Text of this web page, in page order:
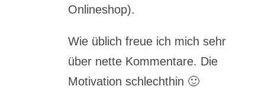
Onlineshop).
Wie üblich freue ich mich sehr
über nette Kommentare. Die
Motivation schlechthin 🙂